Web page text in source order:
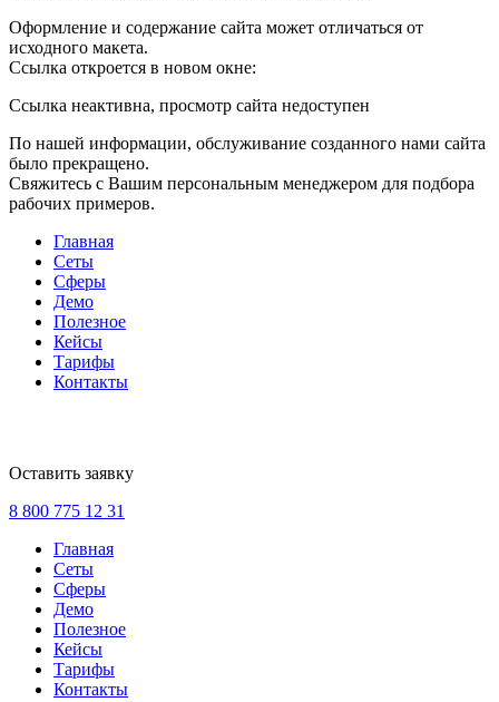
Оформление и содержание сайта может отличаться от
исходного макета.
Ссылка откроется в новом окне:
Ссылка неактивна, просмотр сайта недоступен
По нашей информации, обслуживание созданного нами сайта
было прекращено.
Свяжитесь с Вашим персональным менеджером для подбора
рабочих примеров.
Главная
Сеты
Сферы
Демо
Полезное
Кейсы
Тарифы
Контакты
Оставить заявку
8 800 775 12 31
Главная
Сеты
Сферы
Демо
Полезное
Кейсы
Тарифы
Контакты